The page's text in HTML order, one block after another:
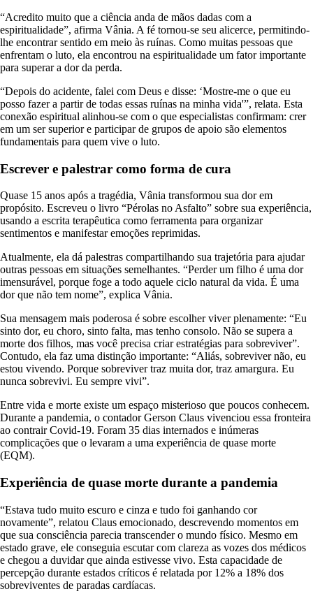
“Acredito muito que a ciência anda de mãos dadas com a
espiritualidade”, afirma Vânia. A fé tornou-se seu alicerce, permitindo-
lhe encontrar sentido em meio às ruínas. Como muitas pessoas que
enfrentam o luto, ela encontrou na espiritualidade um fator importante
para superar a dor da perda.
“Depois do acidente, falei com Deus e disse: ‘Mostre-me o que eu
posso fazer a partir de todas essas ruínas na minha vida'”, relata. Esta
conexão espiritual alinhou-se com o que especialistas confirmam: crer
em um ser superior e participar de grupos de apoio são elementos
fundamentais para quem vive o luto.
Escrever e palestrar como forma de cura
Quase 15 anos após a tragédia, Vânia transformou sua dor em
propósito. Escreveu o livro “Pérolas no Asfalto” sobre sua experiência,
usando a escrita terapêutica como ferramenta para organizar
sentimentos e manifestar emoções reprimidas.
Atualmente, ela dá palestras compartilhando sua trajetória para ajudar
outras pessoas em situações semelhantes. “Perder um filho é uma dor
imensurável, porque foge a todo aquele ciclo natural da vida. É uma
dor que não tem nome”, explica Vânia.
Sua mensagem mais poderosa é sobre escolher viver plenamente: “Eu
sinto dor, eu choro, sinto falta, mas tenho consolo. Não se supera a
morte dos filhos, mas você precisa criar estratégias para sobreviver”.
Contudo, ela faz uma distinção importante: “Aliás, sobreviver não, eu
estou vivendo. Porque sobreviver traz muita dor, traz amargura. Eu
nunca sobrevivi. Eu sempre vivi”.
Entre vida e morte existe um espaço misterioso que poucos conhecem.
Durante a pandemia, o contador Gerson Claus vivenciou essa fronteira
ao contrair Covid-19. Foram 35 dias internados e inúmeras
complicações que o levaram a uma experiência de quase morte
(EQM).
Experiência de quase morte durante a pandemia
“Estava tudo muito escuro e cinza e tudo foi ganhando cor
novamente”, relatou Claus emocionado, descrevendo momentos em
que sua consciência parecia transcender o mundo físico. Mesmo em
estado grave, ele conseguia escutar com clareza as vozes dos médicos
e chegou a duvidar que ainda estivesse vivo. Esta capacidade de
percepção durante estados críticos é relatada por 12% a 18% dos
sobreviventes de paradas cardíacas.